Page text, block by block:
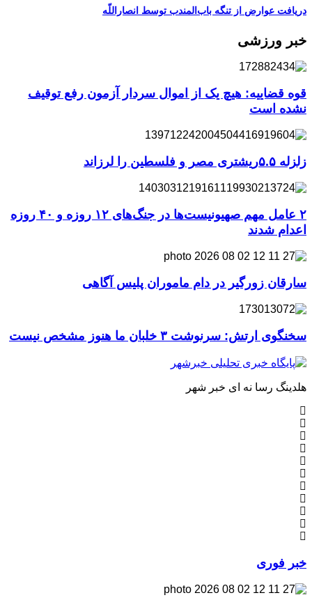
دریافت عوارض از تنگه باب‌المندب توسط انصاراللّه
خبر ورزشی
قوه قضاییه: هیچ یک از اموال سردار آزمون رفع توقیف
نشده است
زلزله ۵.۵ریشتری مصر و فلسطین را لرزاند
۲ عامل مهم صهیونیست‌ها در جنگ‌های ۱۲ روزه و ۴۰ روزه
اعدام شدند
سارقان زورگیر در دام ماموران پلیس آگاهی
سخنگوی ارتش: سرنوشت ۳ خلبان ما هنوز مشخص نیست
هلدینگ رسا نه ای خبر شهر
خبر فوری